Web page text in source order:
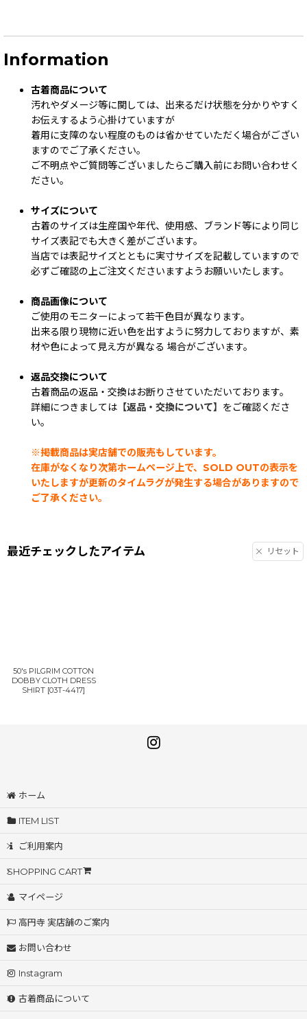
Information
古着商品について
汚れやダメージ等に関しては、出来るだけ状態を分かりやすく
お伝えするよう心掛けていますが
着用に支障のない程度のものは省かせていただく場合がござい
ますのでご了承ください。
ご不明点やご質問等ございましたらご購入前にお問い合わせく
ださい。
サイズについて
古着のサイズは生産国や年代、使用感、ブランド等により同じ
サイズ表記でも大きく差がございます。
当店では表記サイズとともに実寸サイズを記載していますので
必ずご確認の上ご注文くださいますようお願いいたします。
商品画像について
ご使用のモニターによって若干色目が異なります。
出来る限り現物に近い色を出すように努力しておりますが、素
材や色によって見え方が異なる 場合がございます。
返品交換について
古着商品の返品・交換はお断りさせていただいております。
詳細につきましては 【返品・交換について】 をご確認くださ
い。
※掲載商品は実店舗での販売もしています。
在庫がなくなり次第ホームページ上で、SOLD OUTの表示を
いたしますが更新のタイムラグが発生する場合がありますので
ご了承ください。
最近チェックしたアイテム リセット
50's PILGRIM COTTON
DOBBY CLOTH DRESS
SHIRT [03T-4417]
ホーム
ITEM LIST
ご利用案内
SHOPPING CART
マイページ
高円寺 実店舗のご案内
お問い合わせ
Instagram
古着商品について